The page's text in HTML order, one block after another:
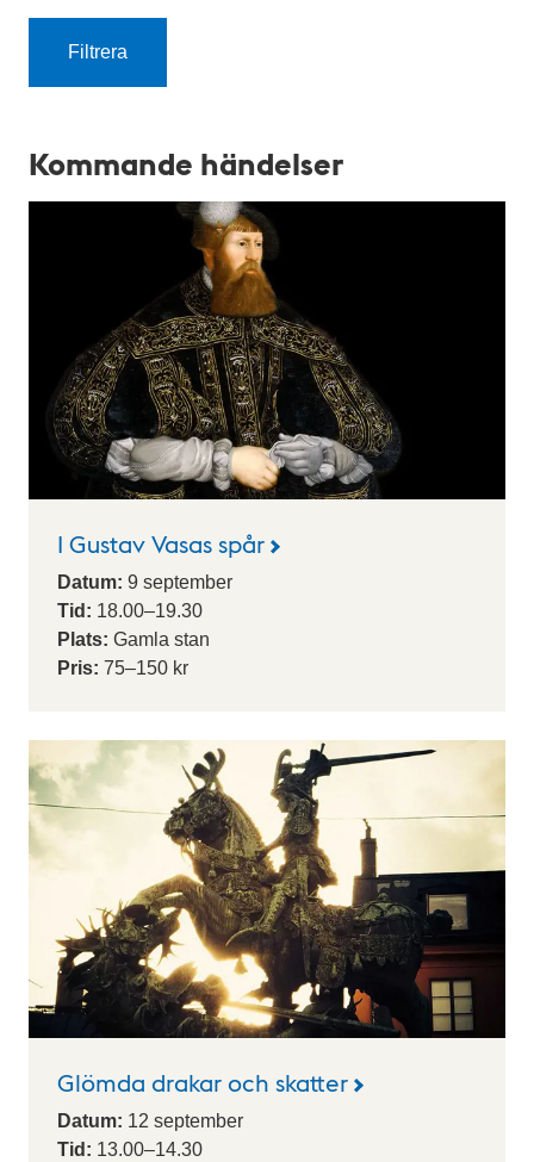
Filtrera
a
l
m
Kommande händelser
I Gustav Vasas spår
Datum: 9 september
Tid: 18.00–19.30
Plats: Gamla stan
Pris: 75–150 kr
Glömda drakar och skatter
Datum: 12 september
Tid: 13.00–14.30